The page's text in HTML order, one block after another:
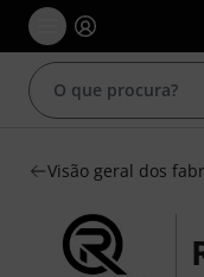
Visão geral dos